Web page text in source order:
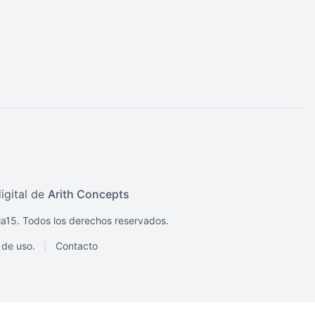
de Arith Concepts
Todos los derechos reservados.
uso. Contacto